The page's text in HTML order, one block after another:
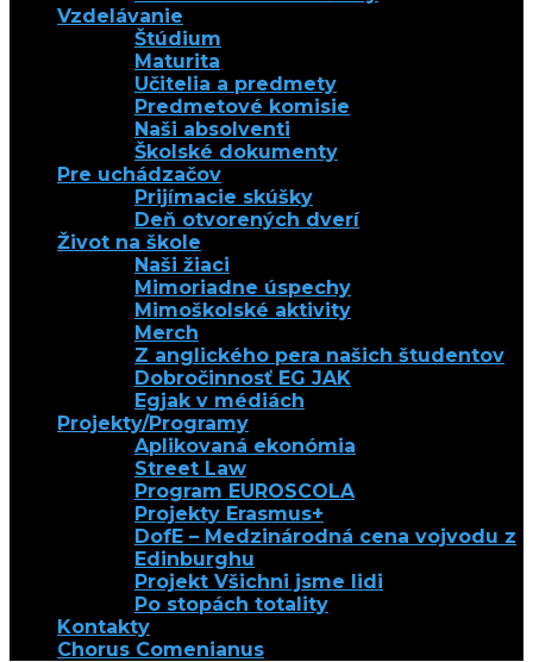
Vzdelávanie
Štúdium
Maturita
Učitelia a predmety
Predmetové komisie
Naši absolventi
Školské dokumenty
Pre uchádzačov
Prijímacie skúšky
Deň otvorených dverí
Život na škole
Naši žiaci
Mimoriadne úspechy
Mimoškolské aktivity
Merch
Z anglického pera našich študentov
Dobročinnosť EG JAK
Egjak v médiách
Projekty/Programy
Aplikovaná ekonómia
Street Law
Program EUROSCOLA
Projekty Erasmus+
DofE – Medzinárodná cena vojvodu z
Edinburghu
Projekt Všichni jsme lidi
Po stopách totality
Kontakty
Chorus Comenianus